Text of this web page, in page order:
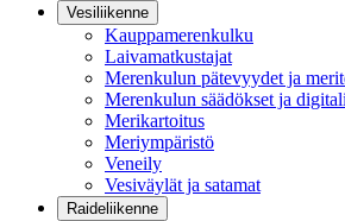
Vesiliikenne
Kauppamerenkulku
Laivamatkustajat
Merenkulun pätevyydet ja
Merenkulun säädökset ja
Merikartoitus
Meriympäristö
Veneily
Vesiväylät ja satamat
Raideliikenne